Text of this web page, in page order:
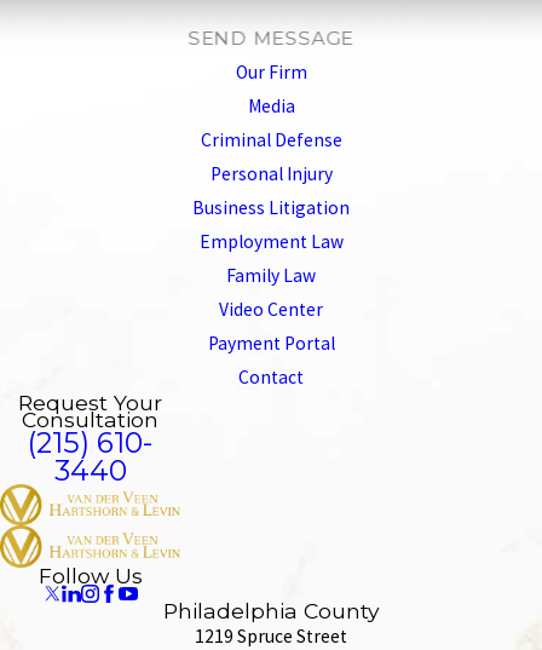
SEND MESSAGE
Our Firm
Media
Criminal Defense
Personal Injury
Business Litigation
Employment Law
Family Law
Video Center
Payment Portal
Contact
Request Your
Consultation
(215) 610-
3440
Follow Us
Philadelphia County
1219 Spruce Street